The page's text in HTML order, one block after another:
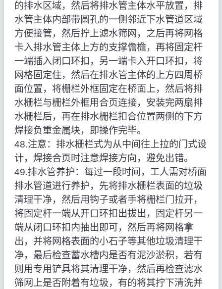
的排水区域，然后将排水管主体水平放置，排
水管主体内部带圆孔的一侧邻近下水管道区域
方便接管，然后拧上滤水筛网，之后再将网格
卡入排水管主体上方的支撑儋檐，再将固定杆
一端插入闭口环扣，另一端卡入开口环扣，将
网格固定住，然后在排水管主体的上方四周桥
面位置，将栅栏外框固定在桥面上，然后将排
水栅栏与栅栏外框用合页连接，安装完两扇排
水栅栏后，再在排水栅栏扣合位置两侧的下方
焊接负重金属块，即操作完毕。
48.注意：排水栅栏式为从中间往上拉的门式设
计，焊接合页时注意焊接方向，避免出错。
49.排水管养护：每过一段时间，工人需对桥面
排水管道进行养护，先将排水栅栏表面的垃圾
清理干净，然后用钩子或者手将栅栏门拉开，
将固定杆一端从开口环扣出拔出，固定杆另一
端从闭口环扣内抽出即可，然后再将网格拿
出，并将网格表面的小石子等其他垃圾清理干
净，最后检查蓄水槽内是否有泥沙淤积，若有
则用专用铲具将其清理干净，然后再检查滤水
筛网上是否附着有垃圾，有的将其拧下清洗并